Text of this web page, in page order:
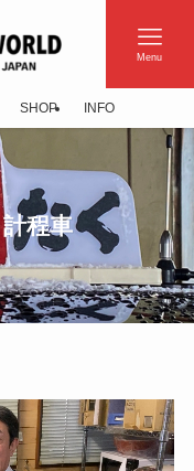
Menu
SHOP INFO
程車